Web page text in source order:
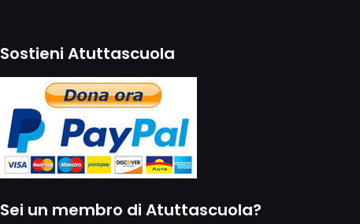
Sostieni Atuttascuola
Sei un membro di Atuttascuola?